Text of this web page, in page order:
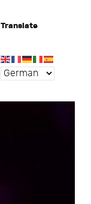
Translate